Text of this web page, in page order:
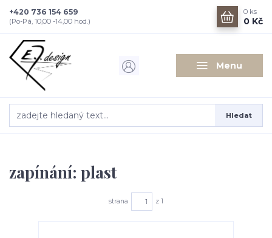
Menu
Hledat
+420 736 154 659
(Po-Pá, 10,00 -14,00 hod.)
0 ks
0 Kč
zapínání: plast
strana z 1